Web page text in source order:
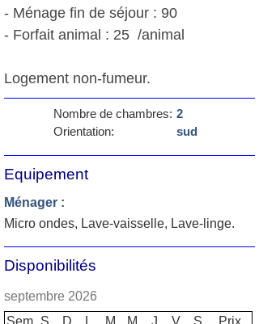
- Ménage fin de séjour : 90 
- Forfait animal : 25  /animal
Logement non-fumeur.
Nombre de chambres: 2
Orientation:
sud
Equipement
Ménager :
Micro ondes, Lave-vaisselle, Lave-linge.
Disponibilités
septembre 2026
Sem S D M M J V S Prix